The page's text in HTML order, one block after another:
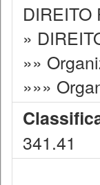
DIREITO
»
»»
»»»
341.41